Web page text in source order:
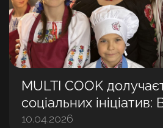
MULTI COOK
соціальних
разом із дітьми
10.04.2026